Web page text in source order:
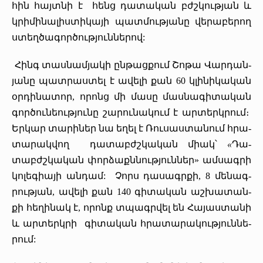
հին հայտ­նի է հենց դա­տա­կան բժշկութ­յան և
կրի­մի­նա­լիս­տի­կա­յի պատ­մութ­յա­նը վե­րա­բե­րող
ստեղ­ծա­գոր­ծութ­յուն­նե­րով:
­Հինգ տաս­նամ­յա­կի ըն­թաց­քում ­Շո­թա ­Վար­դան­
յա­նը պատ­րաս­տել է ա­վե­լի քան 60 կլի­նի­կա­կան
օր­դի­նա­տոր, ո­րոնց մի մա­սը մաս­նա­գի­տա­կան
գոր­ծու­նեութ­յու­նը շա­րու­նա­կում է ար­տերկ­րում։
Եր­կար տա­րի­ներ նա ե­ղել է ­Ռու­սաս­տա­նում հրա­
տա­րակ­վող դա­տաբժշ­կա­կան միակ՝ «­Դա­
տաբժշ­կա­կան փոր­ձաքն­նութ­յուն­ներ» ամ­սագ­րի
կո­լե­գիա­յի ան­դամ: ­Չորս դա­սագր­քի, 8 մե­նագ­
րութ­յան, ա­վե­լի քան 140 գի­տա­կան աշ­խա­տան­
քի հե­ղի­նակ է, ո­րոնք տպագր­վել են ­Հա­յաս­տա­նի
և­ ար­տերկ­րի գի­տա­կան հրա­տա­րա­կութ­յուն­նե­
րում: